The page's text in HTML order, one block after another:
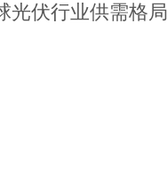
光伏行业供需格